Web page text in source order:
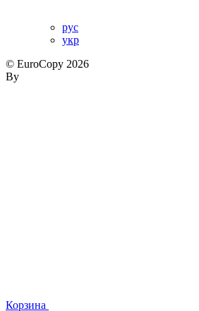
рус
укр
© EuroCopy 2026
By
Корзина